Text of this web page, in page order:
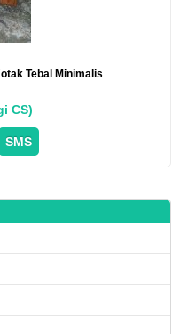
Tebal Minimalis
CS)
SMS